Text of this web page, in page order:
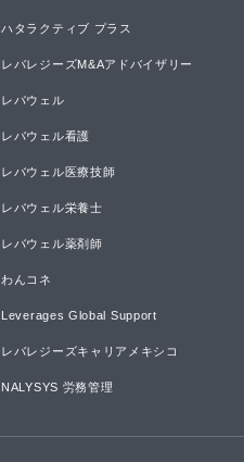
ハタラクティブ プラス
レバレジーズM&Aアドバイザリー
レバウェル
レバウェル看護
レバウェル医療技師
レバウェル栄養士
レバウェル薬剤師
わんコネ
Leverages Global Support
レバレジーズキャリアメキシコ
NALYSYS 労務管理